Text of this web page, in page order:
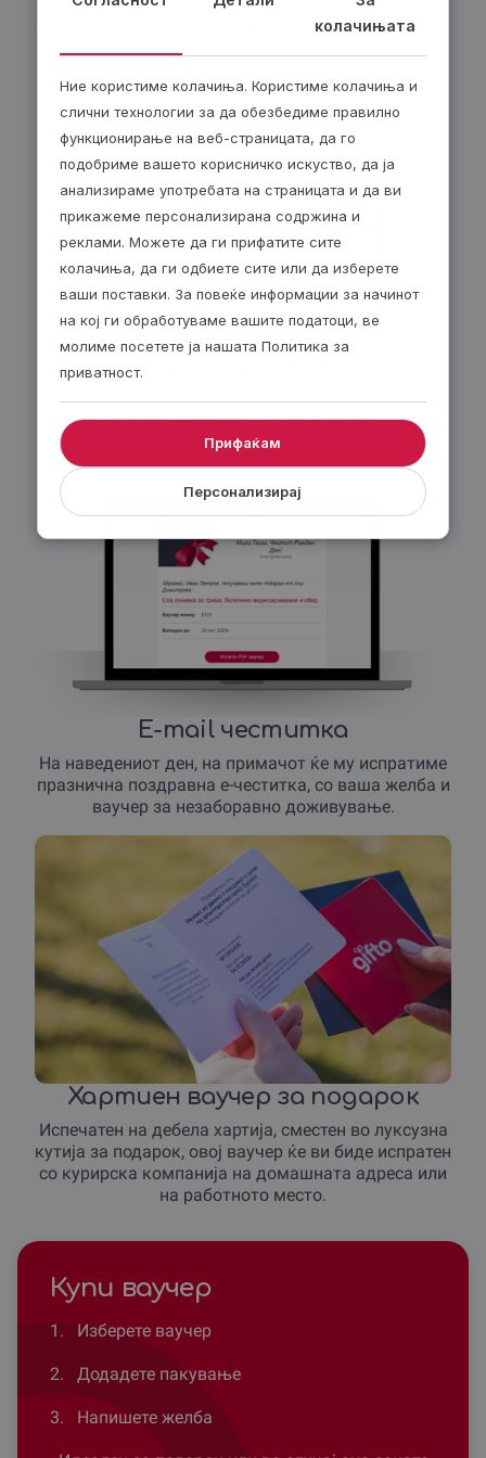
Биди модерен, подари ваучер
По е-пошта – 24/7!
Изберете електронски ваучер и ќе го добиете
веднаш по завршувањето на нарачката. Добијте
30 денари попуст за секој е-ваучер.
E-mail честитка
На наведениот ден, на примачот ќе му испратиме
празнична поздравна е-честитка, со ваша желба и
ваучер за незаборавно доживување.
Хартиен ваучер за подарок
Испечатен на дебела хартија, сместен во луксузна
кутија за подарок, овој ваучер ќе ви биде испратен
со курирска компанија на домашната адреса или
на работното место.
Купи ваучер
1. Изберете ваучер
2. Додадете пакување
3. Напишете желба
колачињата
Ние користиме колачиња. Користиме колачиња и
слични технологии за да обезбедиме правилно
функционирање на веб-страницата, да го
подобриме вашето корисничко искуство, да ја
анализираме употребата на страницата и да ви
прикажеме персонализирана содржина и
реклами. Можете да ги прифатите сите
колачиња, да ги одбиете сите или да изберете
ваши поставки. За повеќе информации за начинот
на кој ги обработуваме вашите податоци, ве
молиме посетете ја нашата Политика за
приватност.
Персонализирај
Прифаќам